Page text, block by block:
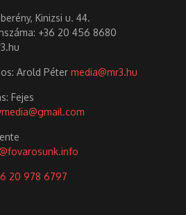
Kinizsi u. 44.
+36 20 456 8680
Arold Péter media@mr3.hu
Fejes
20 978 6797